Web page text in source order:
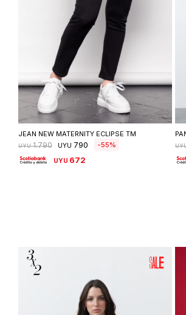
Seleccionar talle
JEAN NEW MATERNITY ECLIPSE TM
UYU 1.790 UYU 790 55
UYU 672